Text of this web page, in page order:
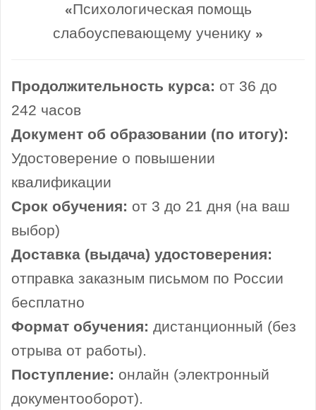
«Психологическая помощь
слабоуспевающему ученику »
Продолжительность курса: от 36 до
242 часов
Документ об образовании (по итогу):
Удостоверение о повышении
квалификации
Срок обучения: от 3 до 21 дня (на ваш
выбор)
Доставка (выдача) удостоверения:
отправка заказным письмом по России
бесплатно
Формат обучения: дистанционный (без
отрыва от работы).
Поступление: онлайн (электронный
документооборот).